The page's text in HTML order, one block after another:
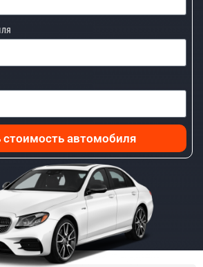
стоимость автомобиля